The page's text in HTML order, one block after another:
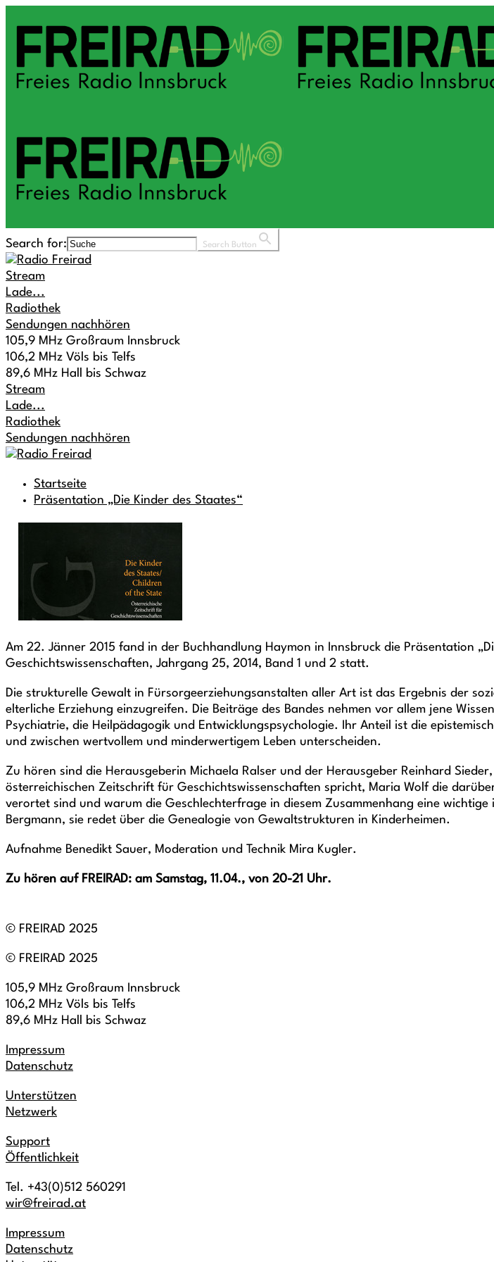
Search for: Search Button
Stream
Lade...
Radiothek
Sendungen nachhören
105,9 MHz Großraum Innsbruck
106,2 MHz Völs bis Telfs
89,6 MHz Hall bis Schwaz
Stream
Lade...
Radiothek
Sendungen nachhören
Startseite
Präsentation „Die Kinder des Staates“
Am 22. Jänner 2015 fand in der Buchhandlung Haymon in Innsbruck die Präsentation
Geschichtswissenschaften, Jahrgang 25, 2014, Band 1 und 2 statt.
Die strukturelle Gewalt in Fürsorgeerziehungsanstalten aller Art ist das Ergebnis der
elterliche Erziehung einzugreifen. Die Beiträge des Bandes nehmen vor allem jene
Psychiatrie, die Heilpädagogik und Entwicklungspsychologie. Ihr Anteil ist die
und zwischen wertvollem und minderwertigem Leben unterscheiden.
Zu hören sind die Herausgeberin Michaela Ralser und der Herausgeber Reinhard
österreichischen Zeitschrift für Geschichtswissenschaften spricht, Maria Wolf die
verortet sind und warum die Geschlechterfrage in diesem Zusammenhang eine
Bergmann, sie redet über die Genealogie von Gewaltstrukturen in Kinderheimen.
Aufnahme Benedikt Sauer, Moderation und Technik Mira Kugler.
Zu hören auf FREIRAD: am Samstag, 11.04., von 20-21 Uhr.
© FREIRAD 2025
© FREIRAD 2025
105,9 MHz Großraum Innsbruck
106,2 MHz Völs bis Telfs
89,6 MHz Hall bis Schwaz
Impressum
Datenschutz
Unterstützen
Netzwerk
Support
Öffentlichkeit
Tel. +43(0)512 560291
wir@freirad.at
Impressum
Datenschutz